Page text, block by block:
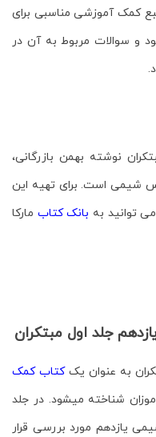
کمک آموزشی مناسبی برای
و سوالات مربوط به آن در
نوشته بهمن بازرگانی،
شیمی است. برای تهیه این
توانید به بانک کتاب مارکا
جلد اول مبتکران
به عنوان یککتاب کمک
شناخته می­شود. در جلد
یازدهم مورد بررسی قرار